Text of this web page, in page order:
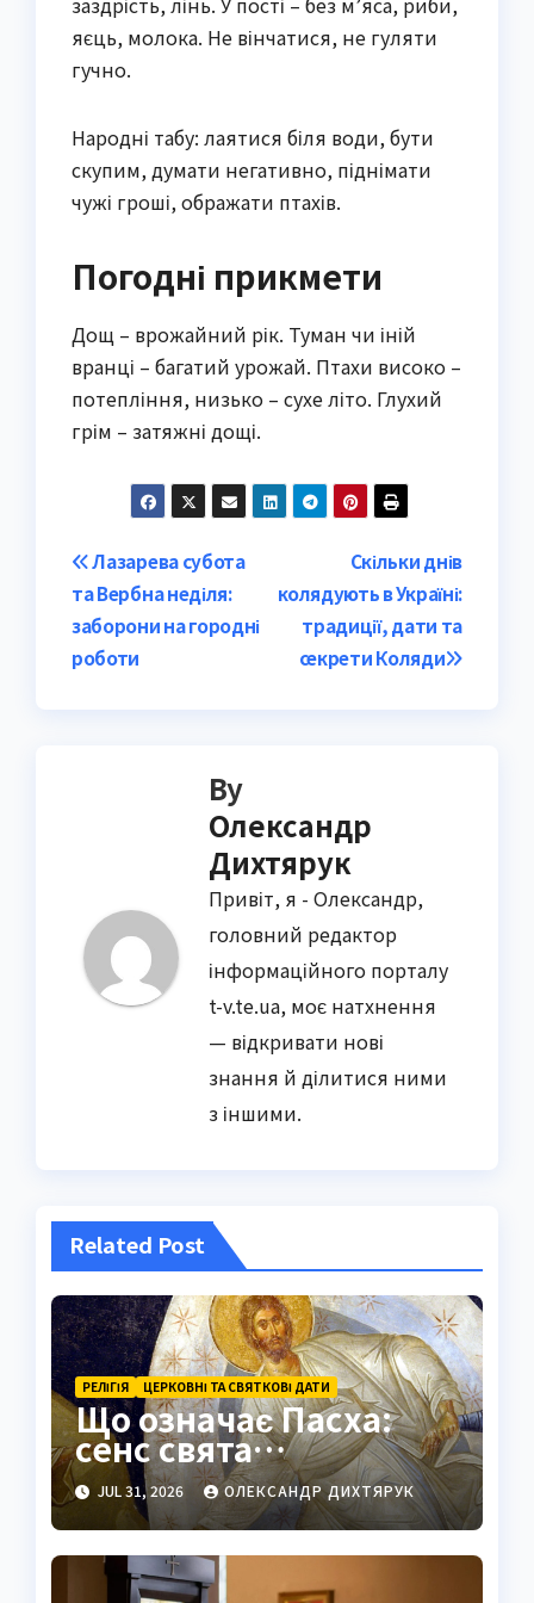
яєць, молока. Не вінчатися, не гуляти
гучно.
Народні табу: лаятися біля води, бути
скупим, думати негативно, піднімати
чужі гроші, ображати птахів.
Погодні прикмети
Дощ – врожайний рік. Туман чи іній
вранці – багатий урожай. Птахи високо –
потепління, низько – сухе літо. Глухий
грім – затяжні дощі.
Post
navigation
Скільки днів
колядують в Україні:
традиції, дати та
секрети Коляди
Лазарева субота
та Вербна неділя:
заборони на городні
роботи
By
Олександр
Дихтярук
Привіт, я - Олександр,
головний редактор
інформаційного порталу
t-v.te.ua, моє натхнення
— відкривати нові
знання й ділитися ними
з іншими.
Related Post
РЕЛІГІЯ ЦЕРКОВНІ ТА СВЯТКОВІ ДАТИ
Що означає Пасха:
сенс свята
Воскресіння Христа
JUL 31, 2026 ОЛЕКСАНДР ДИХТЯРУК